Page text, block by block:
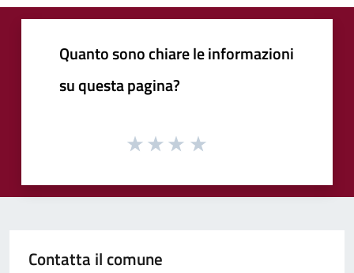
Quanto sono chiare le informazioni
su questa pagina?
Contatta il comune